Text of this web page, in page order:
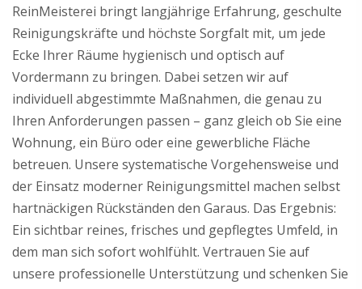
ReinMeisterei bringt langjährige Erfahrung, geschulte
Reinigungskräfte und höchste Sorgfalt mit, um jede
Ecke Ihrer Räume hygienisch und optisch auf
Vordermann zu bringen. Dabei setzen wir auf
individuell abgestimmte Maßnahmen, die genau zu
Ihren Anforderungen passen – ganz gleich ob Sie eine
Wohnung, ein Büro oder eine gewerbliche Fläche
betreuen. Unsere systematische Vorgehensweise und
der Einsatz moderner Reinigungsmittel machen selbst
hartnäckigen Rückständen den Garaus. Das Ergebnis:
Ein sichtbar reines, frisches und gepflegtes Umfeld, in
dem man sich sofort wohlfühlt. Vertrauen Sie auf
unsere professionelle Unterstützung und schenken Sie